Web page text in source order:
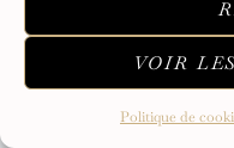
VOIR
Politique de